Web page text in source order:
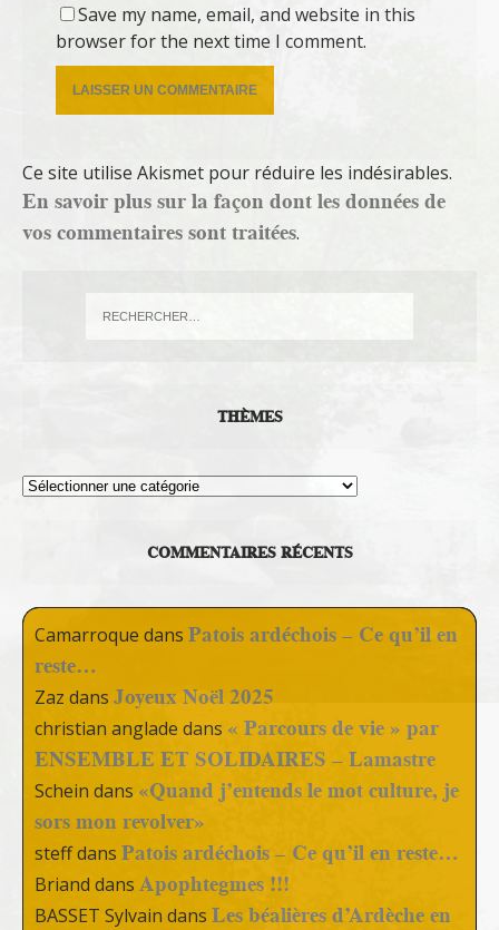
Save my name, email, and website in this
browser for the next time I comment.
Ce site utilise Akismet pour réduire les indésirables.
En savoir plus sur la façon dont les données de
vos commentaires sont traitées.
THÈMES
Thèmes
COMMENTAIRES RÉCENTS
Camarroque dans Patois ardéchois – Ce qu’il en
reste…
Zaz dans Joyeux Noël 2025
christian anglade dans « Parcours de vie » par
ENSEMBLE ET SOLIDAIRES – Lamastre
Schein dans «Quand j’entends le mot culture, je
sors mon revolver»
steffdans Patois ardéchois – Ce qu’il en reste…
Briand dans Apophtegmes !!!
BASSET Sylvain dans Les béalières d’Ardèche en